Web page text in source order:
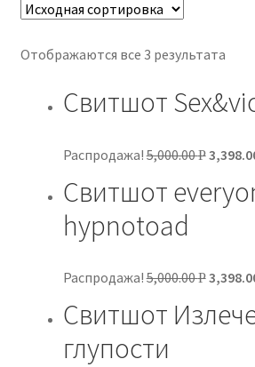
Отображаются все 3 результата
Свитшот
Распродажа!5,000.00Р
Свитшот
hypnotoad
Распродажа!5,000.00Р
Свитшот
глупости